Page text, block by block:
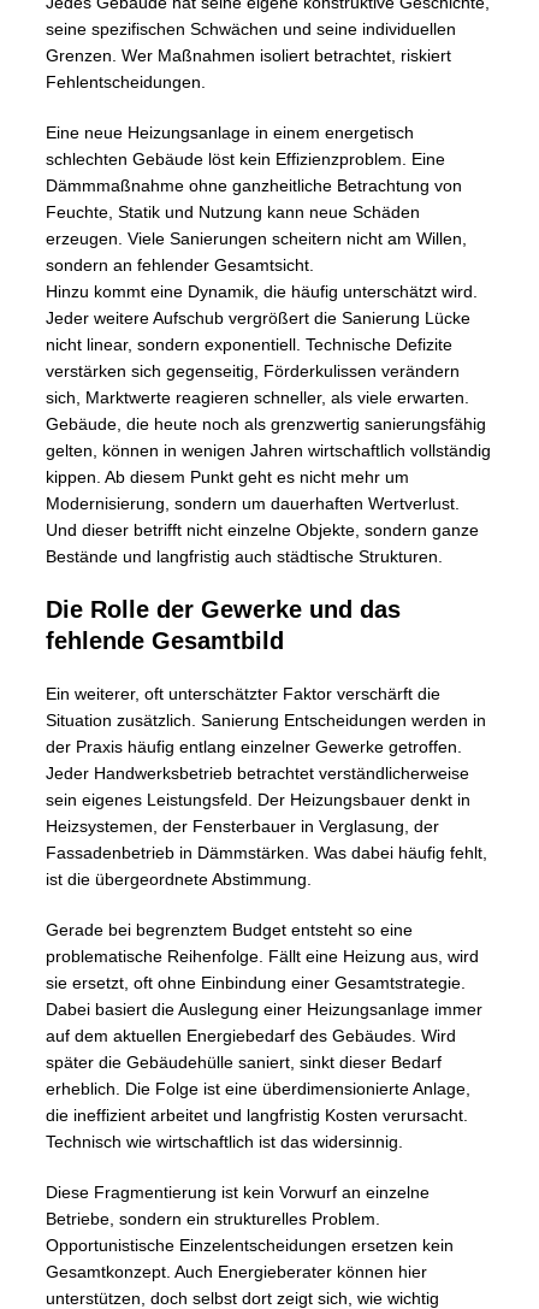
seine spezifischen Schwächen und seine individuellen
Grenzen. Wer Maßnahmen isoliert betrachtet, riskiert
Fehlentscheidungen.
Eine neue Heizungsanlage in einem energetisch
schlechten Gebäude löst kein Effizienzproblem. Eine
Dämmmaßnahme ohne ganzheitliche Betrachtung von
Feuchte, Statik und Nutzung kann neue Schäden
erzeugen. Viele Sanierungen scheitern nicht am Willen,
sondern an fehlender Gesamtsicht.
Hinzu kommt eine Dynamik, die häufig unterschätzt wird.
Jeder weitere Aufschub vergrößert die Sanierung Lücke
nicht linear, sondern exponentiell. Technische Defizite
verstärken sich gegenseitig, Förderkulissen verändern
sich, Marktwerte reagieren schneller, als viele erwarten.
Gebäude, die heute noch als grenzwertig sanierungsfähig
gelten, können in wenigen Jahren wirtschaftlich vollständig
kippen. Ab diesem Punkt geht es nicht mehr um
Modernisierung, sondern um dauerhaften Wertverlust.
Und dieser betrifft nicht einzelne Objekte, sondern ganze
Bestände und langfristig auch städtische Strukturen.
Die Rolle der Gewerke und das
fehlende Gesamtbild
Ein weiterer, oft unterschätzter Faktor verschärft die
Situation zusätzlich. Sanierung Entscheidungen werden in
der Praxis häufig entlang einzelner Gewerke getroffen.
Jeder Handwerksbetrieb betrachtet verständlicherweise
sein eigenes Leistungsfeld. Der Heizungsbauer denkt in
Heizsystemen, der Fensterbauer in Verglasung, der
Fassadenbetrieb in Dämmstärken. Was dabei häufig fehlt,
ist die übergeordnete Abstimmung.
Gerade bei begrenztem Budget entsteht so eine
problematische Reihenfolge. Fällt eine Heizung aus, wird
sie ersetzt, oft ohne Einbindung einer Gesamtstrategie.
Dabei basiert die Auslegung einer Heizungsanlage immer
auf dem aktuellen Energiebedarf des Gebäudes. Wird
später die Gebäudehülle saniert, sinkt dieser Bedarf
erheblich. Die Folge ist eine überdimensionierte Anlage,
die ineffizient arbeitet und langfristig Kosten verursacht.
Technisch wie wirtschaftlich ist das widersinnig.
Diese Fragmentierung ist kein Vorwurf an einzelne
Betriebe, sondern ein strukturelles Problem.
Opportunistische Einzelentscheidungen ersetzen kein
Gesamtkonzept. Auch Energieberater können hier
unterstützen, doch selbst dort zeigt sich, wie wichtig